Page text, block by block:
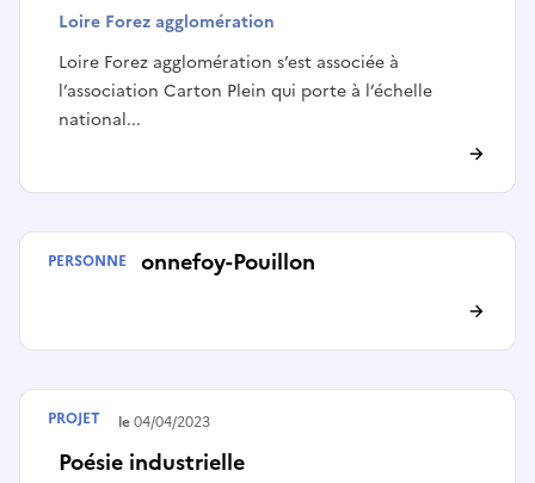
Loire Forez agglomération
Loire Forez agglomération s’est associée à
l’association Carton Plein qui porte à l’échelle
national...
Cécile Bonnefoy-Pouillon
PERSONNE
Poésie industrielle
Terminé le04/04/2023
PROJET